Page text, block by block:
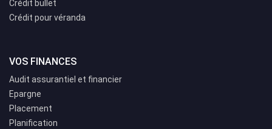
Crédit bullet
Crédit pour véranda
VOS FINANCES
Audit assurantiel et financier
Epargne
Placement
Planification